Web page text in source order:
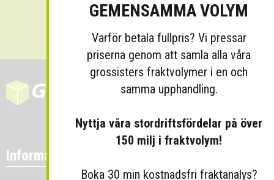
Skicka
Information
GEMENSAMMA VOLYM
Varför betala fullpris? Vi pressar
priserna genom att samla alla våra
grossisters fraktvolymer i en och
samma upphandling.
Nyttja våra stordriftsfördelar på över
150 milj i fraktvolym!
Boka 30 min kostnadsfri fraktanalys?